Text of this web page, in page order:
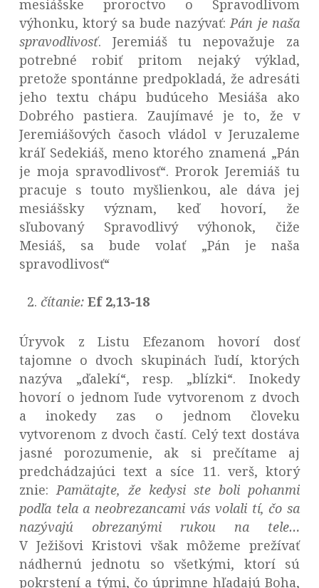
mesiášske proroctvo o Spravodlivom
výhonku, ktorý sa bude nazývať:Pán je naša
spravodlivosť. Jeremiáš tu nepovažuje za
potrebné robiť pritom nejaký výklad,
pretože spontánne predpokladá, že adresáti
jeho textu chápu budúceho Mesiáša ako
Dobrého pastiera. Zaujímavé je to, že v
Jeremiášových časoch vládol v Jeruzaleme
kráľ Sedekiáš, meno ktorého znamená „Pán
je moja spravodlivosť“. Prorok Jeremiáš tu
pracuje s touto myšlienkou, ale dáva jej
mesiášsky význam, keď hovorí, že
sľubovaný Spravodlivý výhonok, čiže
Mesiáš, sa bude volať „Pán je naša
spravodlivosť“
čítanie: Ef 2,13-18
Úryvok z Listu Efezanom hovorí dosť
tajomne o dvoch skupinách ľudí, ktorých
nazýva „ďalekí“, resp. „blízki“. Inokedy
hovorí o jednom ľude vytvorenom z dvoch
a inokedy zas o jednom človeku
vytvorenom z dvoch častí. Celý text dostáva
jasné porozumenie, ak si prečítame aj
predchádzajúci text a síce 11. verš, ktorý
znie:Pamätajte, že kedysi ste boli pohanmi
podľa tela a neobrezancami vás volali tí, čo sa
nazývajú obrezanými rukou na tele…
V Ježišovi Kristovi však môžeme prežívať
nádhernú jednotu so všetkými, ktorí sú
pokrstení a tými, čo úprimne hľadajú Boha,